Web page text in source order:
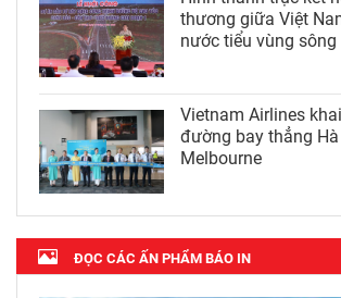
thương giữa Việt
nước tiểu vùng sông
Vietnam Airlines
đường bay thẳng Hà
Melbourne
ĐỌC CÁC ẤN PHẨM BÁO IN